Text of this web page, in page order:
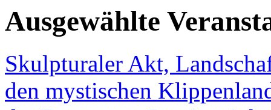
Ausgewählte
Skulpturaler Akt,
den mystischen